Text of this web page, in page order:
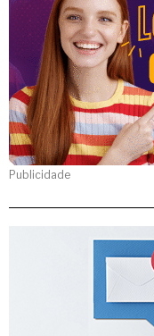
Publicidade